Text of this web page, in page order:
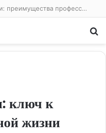
Восстановите чистоту кухни: преимущества профессиональной уборки
ключ к
жизни